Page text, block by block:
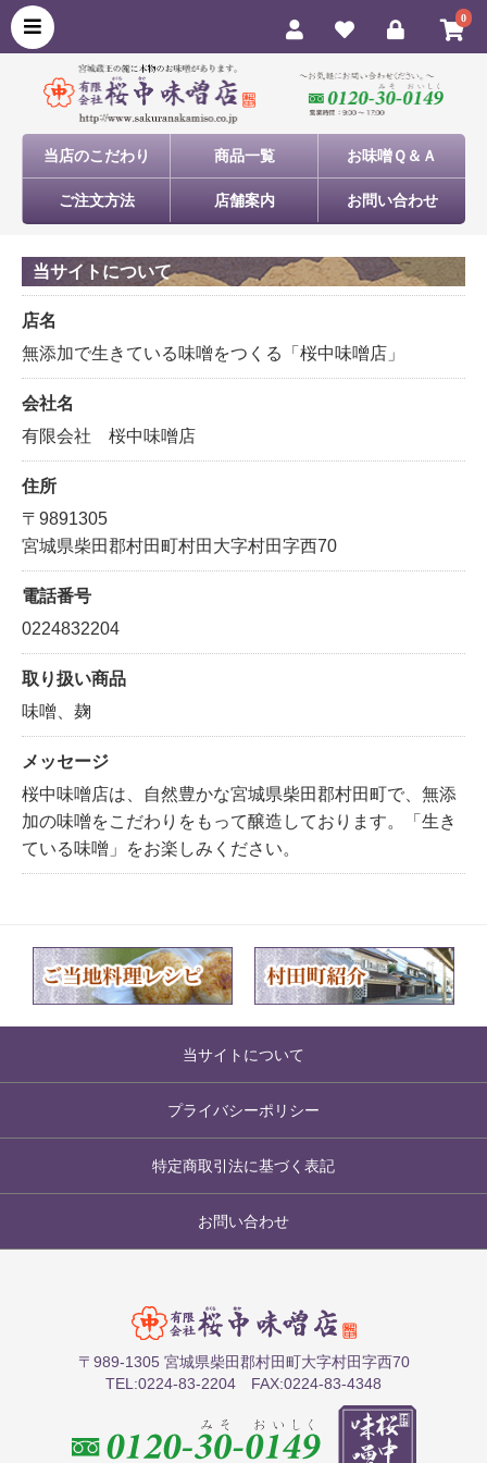
0
当店のこだわり 商品一覧 お味噌Ｑ＆Ａ
ご注文方法 店舗案内 お問い合わせ
当サイトについて
店名
無添加で生きている味噌をつくる「桜中味噌店」
会社名
有限会社 桜中味噌店
住所
〒9891305
宮城県柴田郡村田町村田大字村田字西70
電話番号
0224832204
取り扱い商品
味噌、麹
メッセージ
桜中味噌店は、自然豊かな宮城県柴田郡村田町で、無添
加の味噌をこだわりをもって醸造しております。「生き
ている味噌」をお楽しみください。
当サイトについて
プライバシーポリシー
特定商取引法に基づく表記
お問い合わせ
〒989-1305 宮城県柴田郡村田町大字村田字西70
TEL:0224-83-2204 FAX:0224-83-4348